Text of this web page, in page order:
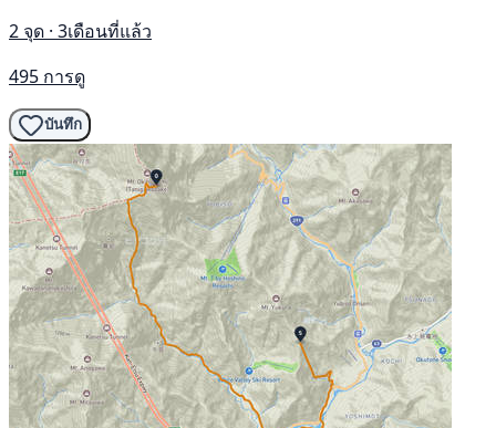
2 จุด · 3เดือนที่แล้ว
495 การดู
บันทึก